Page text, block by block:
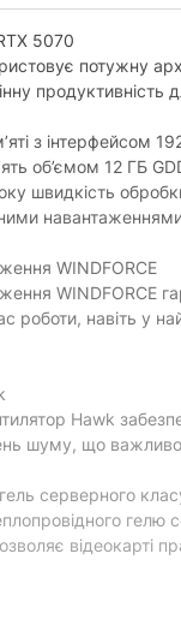
5070
потужну
продуктивність
з інтерфейсом
об’ємом 12 ГБ
швидкість
WINDFORCE
WINDFORCE
роботи, навіть у
Hawk
шуму, що
серверного
гелю
відеокарті